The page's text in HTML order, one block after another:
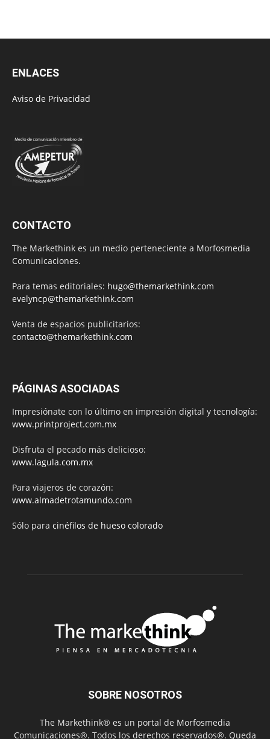
ENLACES
Aviso de Privacidad
CONTACTO
The Markethink es un medio perteneciente a Morfosmedia
Comunicaciones.
Para temas editoriales: hugo@themarkethink.com
evelyncp@themarkethink.com
Venta de espacios publicitarios:
contacto@themarkethink.com
PÁGINAS ASOCIADAS
Impresiónate con lo último en impresión digital y tecnología:
www.printproject.com.mx
Disfruta el pecado más delicioso:
www.lagula.com.mx
Para viajeros de corazón:
www.almadetrotamundo.com
Sólo para cinéfilos de hueso colorado
SOBRE NOSOTROS
The Markethink® es un portal de Morfosmedia
Comunicaciones®. Todos los derechos reservados®. Queda